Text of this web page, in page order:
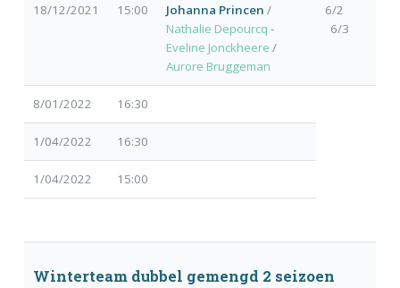
18/12/2021 15:00 Johanna Princen /
Nathalie Depourcq -
Eveline Jonckheere /
Aurore Bruggeman
6/2
6/3
8/01/2022 16:30
1/04/2022 16:30
1/04/2022 15:00
Winterteam dubbel gemengd 2 seizoen